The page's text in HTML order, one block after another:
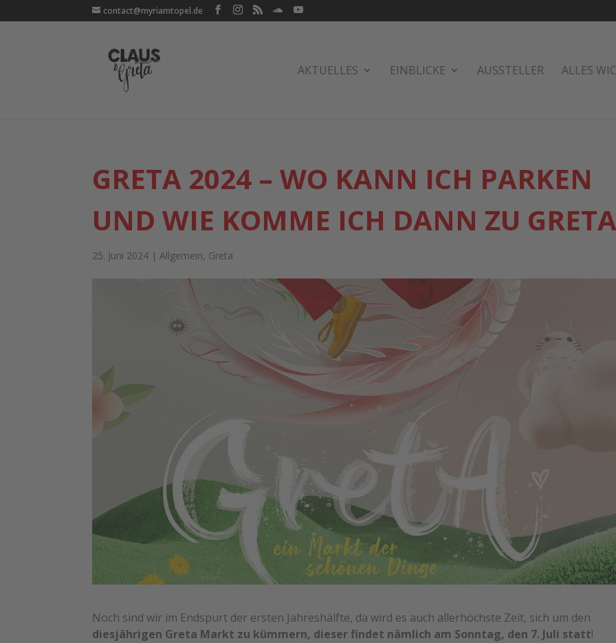
contact@myriamtopel.de
AKTUELLES EINBLICKE AUSSTELLER ALLES
GRETA 2024 – WO KANN ICH PARKEN
UND WIE KOMME ICH DANN ZU
25. Juni 2024 |Allgemein, Greta
Noch sind wir im Endspurt der ersten Jahreshälfte, da wird es auch allerhöchste Zeit, sich um den
diesjährigen Greta Markt zu kümmern, dieser findet nämlich am Sonntag, den 7. Juli statt!